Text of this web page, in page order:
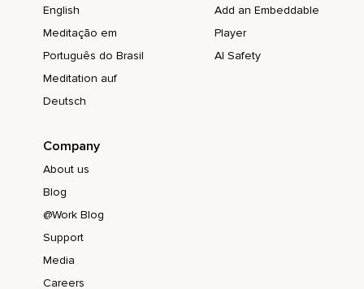
En ese modo eres superpoderoso.
Eres cada ser,
Eres cada situación.
Ese es el viaje.
Ese es el viaje real.
Ese es el potencial que tenemos,
English
Meditação em
Português do Brasil
Meditation auf
Deutsch
Add an Embeddable
Player
AI Safety
Company
About us
Blog
@Work Blog
Support
Media
Careers